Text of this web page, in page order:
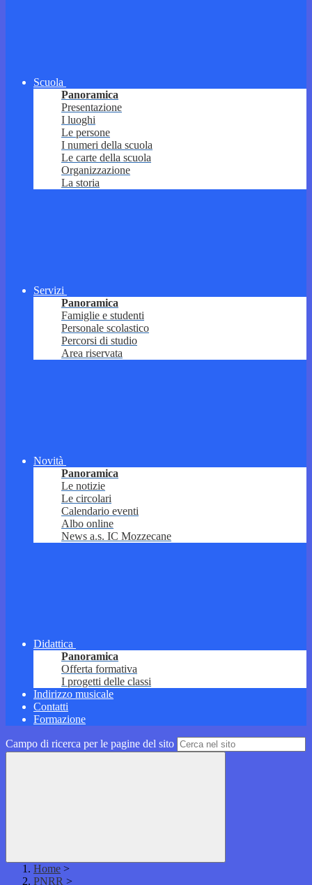
Scuola
Panoramica
Presentazione
I luoghi
Le persone
I numeri della scuola
Le carte della scuola
Organizzazione
La storia
Servizi
Panoramica
Famiglie e studenti
Personale scolastico
Percorsi di studio
Area riservata
Novità
Panoramica
Le notizie
Le circolari
Calendario eventi
Albo online
News a.s. IC Mozzecane
Didattica
Panoramica
Offerta formativa
I progetti delle classi
Indirizzo musicale
Contatti
Formazione
Campo di ricerca per le pagine del sito
Home >
PNRR >